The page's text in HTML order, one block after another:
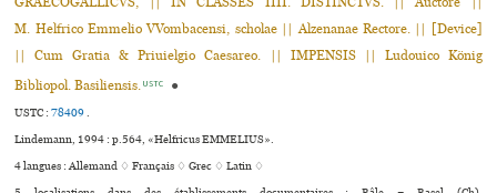
M. Helfrico Emmelio VVombacensi, scholae || Alzenanae Rectore. || [Device]
|| Cum Gratia & Priuielgio Caesareo. || IMPENSIS || Ludouico König
Bibliopol. Basiliensis. USTC ●
USTC :78409.
Lindemann, 1994 : p.564, «Helfricus EMMELIUS».
4 langues :Allemand ♢Français ♢Grec ♢Latin ♢